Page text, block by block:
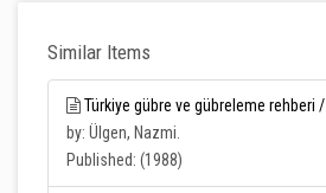
Similar Items
Türkiye gübre ve gübreleme rehberi /
by: Ülgen, Nazmi.
Published: (1988)